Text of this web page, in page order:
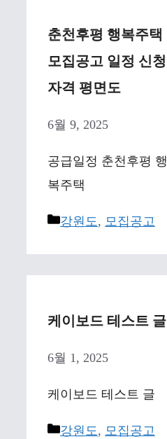
춘천후평 행복주택
모집공고 일정 신청
자격 평면도
6월 9, 2025
공급일정 춘천후평 행
복주택
Categories
강원도 , 모집공고
케이보드 테스트 글
6월 1, 2025
케이보드 테스트 글
Categories
강원도 , 모집공고